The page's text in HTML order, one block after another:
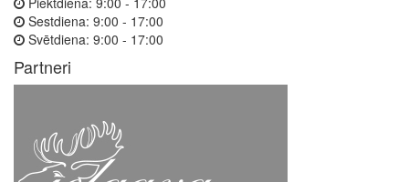
Sestdiena: 9:00 - 17:00
Svētdiena: 9:00 - 17:00
Partneri